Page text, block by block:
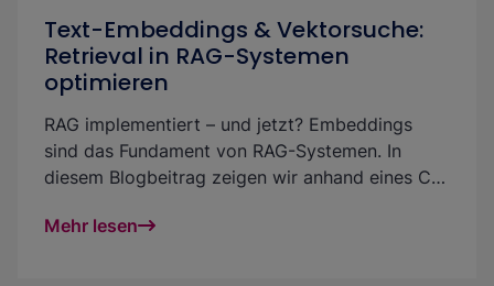
Text-Embeddings & Vektorsuche:
Retrieval in RAG-Systemen
optimieren
RAG implementiert – und jetzt? Embeddings
sind das Fundament von RAG-Systemen. In
diesem Blogbeitrag zeigen wir anhand eines CV-
von Text-Embeddings die Vektorsuche
Mehr lesen